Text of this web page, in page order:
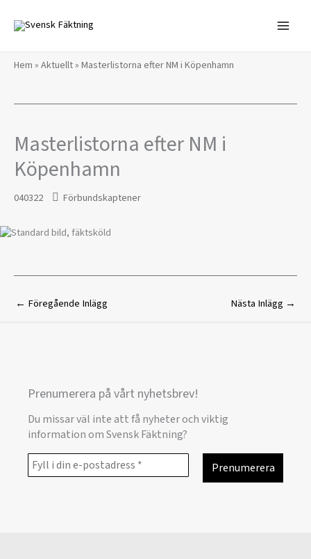
innehåll
Hem » Aktuellt» Masterlistorna efter NM i Köpenhamn
Masterlistorna efter NM i
Köpenhamn
040322 Förbundskaptener
← Föregående Inlägg Nästa Inlägg →
Prenumerera på vårt nyhetsbrev!
Du missar väl inte att få nyheter och viktig
information om Svensk Fäktning?